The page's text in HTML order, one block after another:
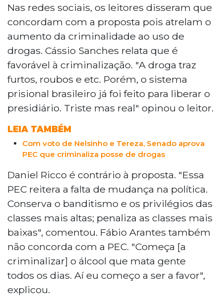
Nas redes sociais, os leitores disseram que
concordam com a proposta pois atrelam o
aumento da criminalidade ao uso de
drogas. Cássio Sanches relata que é
favorável à criminalização. "A droga traz
furtos, roubos e etc. Porém, o sistema
prisional brasileiro já foi feito para liberar o
presidiário. Triste mas real" opinou o leitor.
LEIA TAMBÉM
Com voto de Nelsinho e Tereza, Senado aprova
PEC que criminaliza posse de drogas
Daniel Ricco é contrário à proposta. "Essa
PEC reitera a falta de mudança na política.
Conserva o banditismo e os privilégios das
classes mais altas; penaliza as classes mais
baixas", comentou. Fábio Arantes também
não concorda com a PEC. "Começa [a
criminalizar] o álcool que mata gente
todos os dias. Aí eu começo a ser a favor",
explicou.